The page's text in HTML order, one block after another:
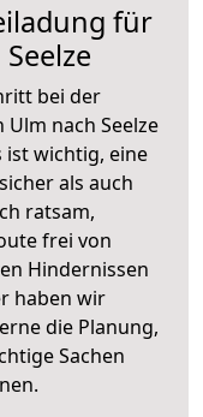
für
bei der
nach Seelze
ist wichtig, eine
als auch
ratsam,
frei von
Hindernissen
haben wir
die Planung,
Sachen